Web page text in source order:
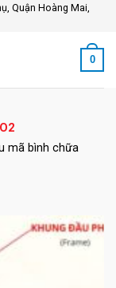
Quận Hoàng Mai,
0
mã bình chữa